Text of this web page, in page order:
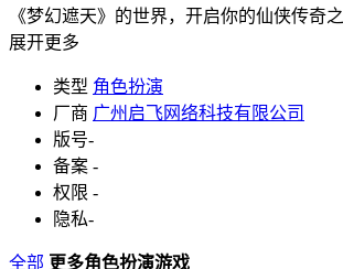
《梦幻遮天》的世界，开启你的仙侠传奇之
展开更多
类型 角色扮演
厂商 广州启飞网络科技有限公司
版号-
备案 -
权限 -
隐私-
全部 更多角色扮演游戏